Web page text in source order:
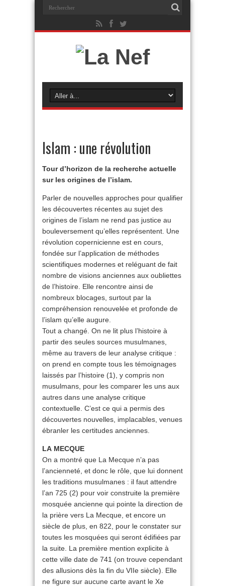
Islam : une révolution
Tour d’horizon de la recherche actuelle
sur les origines de l’islam.
Parler de nouvelles approches pour qualifier
les découvertes récentes au sujet des
origines de l’islam ne rend pas justice au
bouleversement qu’elles représentent. Une
révolution copernicienne est en cours,
fondée sur l’application de méthodes
scientifiques modernes et reléguant de fait
nombre de visions anciennes aux oubliettes
de l’histoire. Elle rencontre ainsi de
nombreux blocages, surtout par la
compréhension renouvelée et profonde de
l’islam qu’elle augure.
Tout a changé. On ne lit plus l’histoire à
partir des seules sources musulmanes,
même au travers de leur analyse critique :
on prend en compte tous les témoignages
laissés par l’histoire (1), y compris non
musulmans, pour les comparer les uns aux
autres dans une analyse critique
contextuelle. C’est ce qui a permis des
découvertes nouvelles, implacables, venues
ébranler les certitudes anciennes.
LA MECQUE
On a montré que La Mecque n’a pas
l’ancienneté, et donc le rôle, que lui donnent
les traditions musulmanes : il faut attendre
l’an 725 (2) pour voir construite la première
mosquée ancienne qui pointe la direction de
la prière vers La Mecque, et encore un
siècle de plus, en 822, pour le constater sur
toutes les mosquées qui seront édifiées par
la suite. La première mention explicite à
cette ville date de 741 (on trouve cependant
des allusions dès la fin du VIIe siècle). Elle
ne figure sur aucune carte avant le Xe